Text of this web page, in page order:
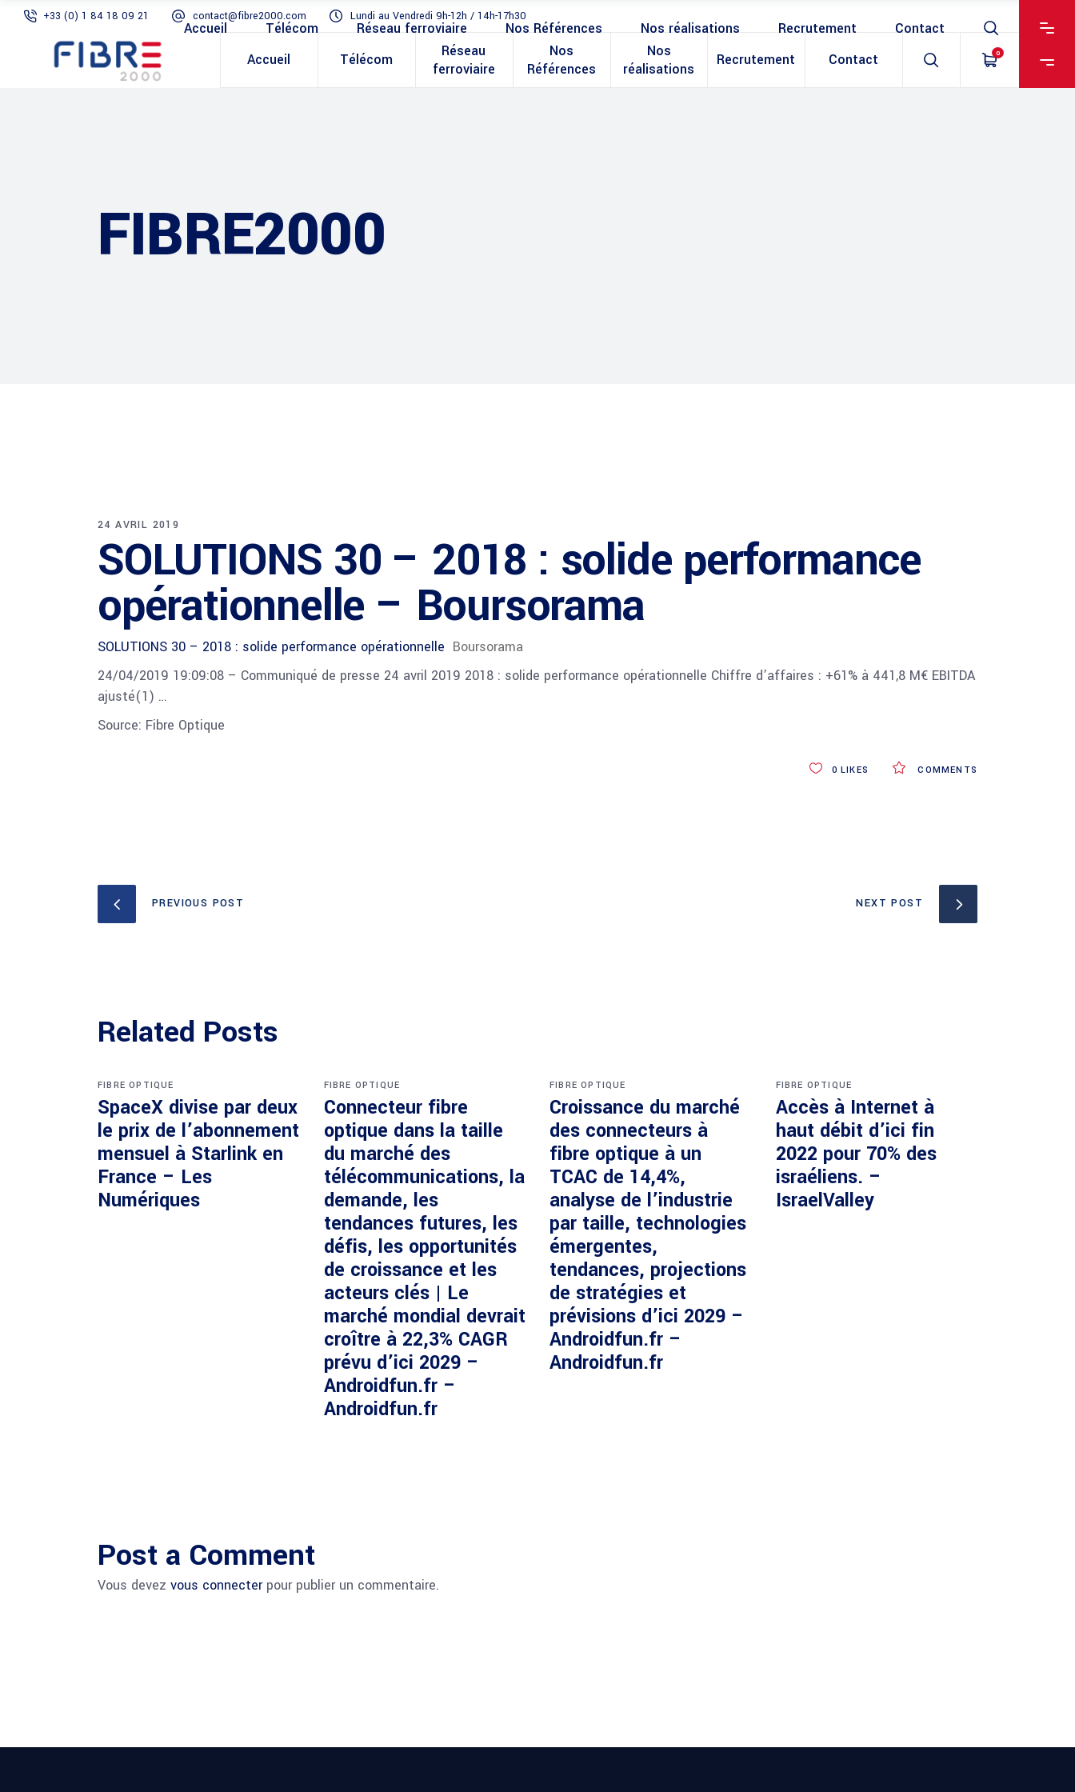
+33 (0) 1 84 18 09 21 contact@fibre2000.com Lundi au Vendredi 9h-12h / 14h-17h30
Accueil Télécom
Réseau
ferroviaire
Nos
Références
Nos
réalisations
Recrutement Contact 0
Accueil Télécom Réseau ferroviaire Nos Références Nos réalisations Recrutement Contact
FIBRE2000
24 AVRIL 2019
SOLUTIONS 30 – 2018 : solide performance
opérationnelle – Boursorama
SOLUTIONS 30 – 2018 : solide performance opérationnelle Boursorama
24/04/2019 19:09:08 – Communiqué de presse 24 avril 2019 2018 : solide performance opérationnelle Chiffre d’affaires : +61% à 441,8 M€ EBITDA
ajusté(1) …
Source: Fibre Optique
COMMENTS
0 LIKES
PREVIOUS POST NEXT POST
Related Posts
FIBRE OPTIQUE
SpaceX divise par deux
le prix de l’abonnement
mensuel à Starlink en
France – Les
Numériques
FIBRE OPTIQUE
Connecteur fibre
optique dans la taille
du marché des
télécommunications, la
demande, les
tendances futures, les
défis, les opportunités
de croissance et les
acteurs clés | Le
marché mondial devrait
croître à 22,3% CAGR
prévu d’ici 2029 –
Androidfun.fr –
Androidfun.fr
FIBRE OPTIQUE
Croissance du marché
des connecteurs à
fibre optique à un
TCAC de 14,4%,
analyse de l’industrie
par taille, technologies
émergentes,
tendances, projections
de stratégies et
prévisions d’ici 2029 –
Androidfun.fr –
Androidfun.fr
FIBRE OPTIQUE
Accès à Internet à
haut débit d’ici fin
2022 pour 70% des
israéliens. –
IsraelValley
Post a Comment
Vous devez vous connecterpour publier un commentaire.